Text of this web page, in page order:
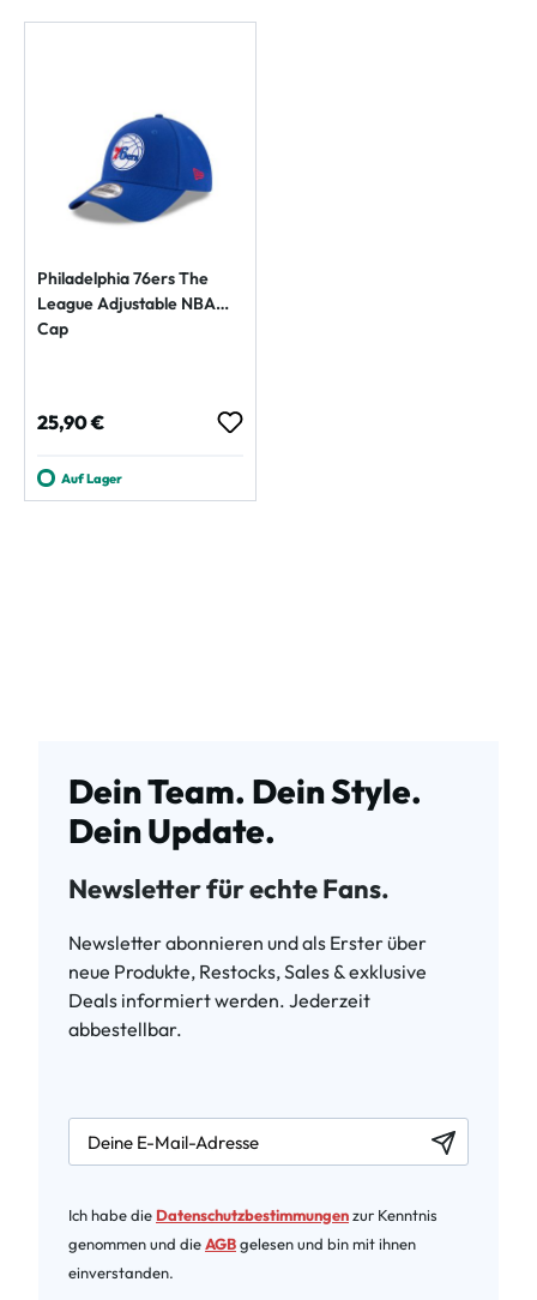
Philadelphia 76ers The
League Adjustable NBA
Cap
Regulärer Preis:
25,90 €
Auf Lager
Dein Team. Dein Style.
Dein Update.
Newsletter für echte Fans.
Newsletter abonnieren und als Erster über
neue Produkte, Restocks, Sales & exklusive
Deals informiert werden. Jederzeit
abbestellbar.
newsletter.labelEmail
Ich habe die Datenschutzbestimmungenzur Kenntnis
genommen und dieAGBgelesen und bin mit ihnen
einverstanden.